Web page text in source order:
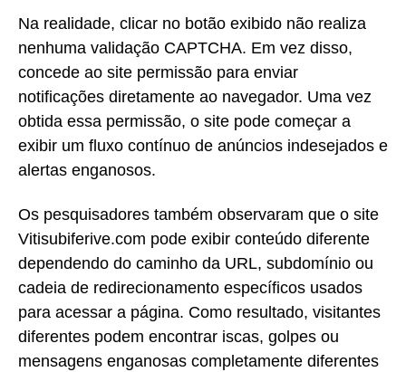
Na realidade, clicar no botão exibido não realiza
nenhuma validação CAPTCHA. Em vez disso,
concede ao site permissão para enviar
notificações diretamente ao navegador. Uma vez
obtida essa permissão, o site pode começar a
exibir um fluxo contínuo de anúncios indesejados e
alertas enganosos.
Os pesquisadores também observaram que o site
Vitisubiferive.com pode exibir conteúdo diferente
dependendo do caminho da URL, subdomínio ou
cadeia de redirecionamento específicos usados
para acessar a página. Como resultado, visitantes
diferentes podem encontrar iscas, golpes ou
mensagens enganosas completamente diferentes